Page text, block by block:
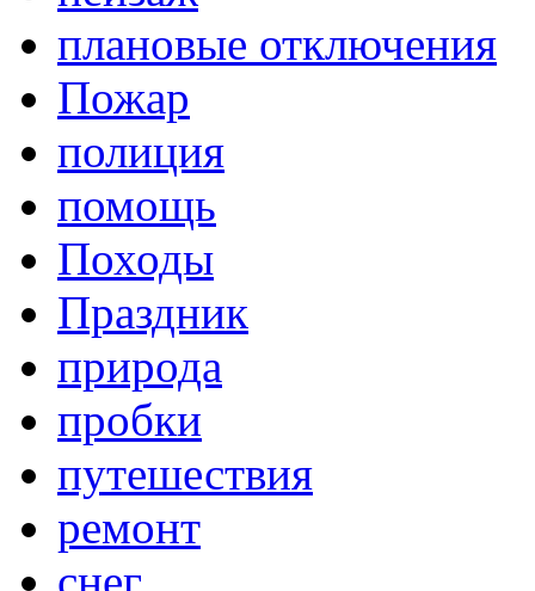
плановые отключения
Пожар
полиция
помощь
Походы
Праздник
природа
пробки
путешествия
ремонт